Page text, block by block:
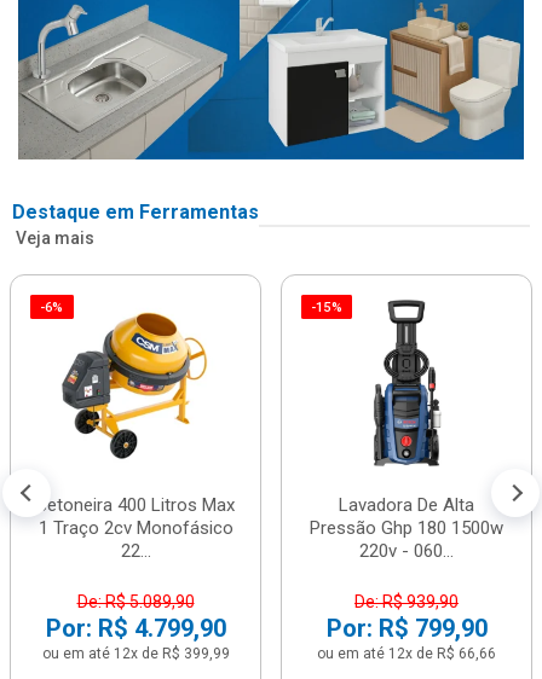
Destaque em Ferramentas
Veja mais
-6%
Betoneira 400 Litros Max
1 Traço 2cv Monofásico
22...
De: R$ 5.089,90
Por: R$ 4.799,90
ou em até 12x de R$ 399,99
-15%
Lavadora De Alta
Pressão Ghp 180 1500w
220v - 060...
De: R$ 939,90
Por: R$ 799,90
ou em até 12x de R$ 66,66